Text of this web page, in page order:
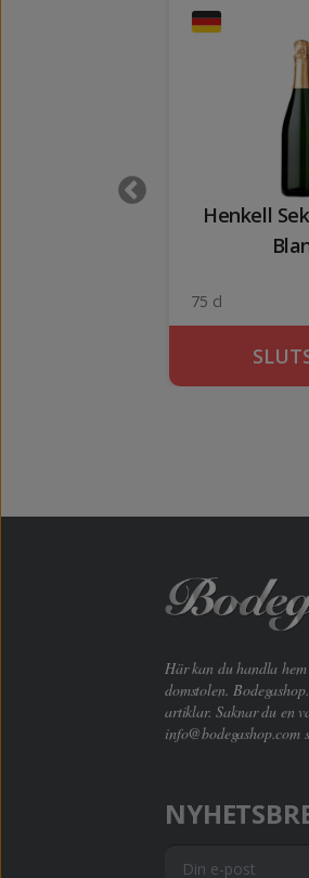
Henkell
75 cl
Här kan du handla
domstolen.
artiklar. Saknar du en
info@bodegashop.com